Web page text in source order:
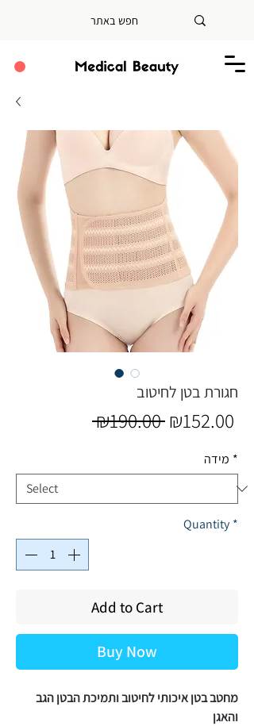
חגורת בטן לחיטוב
₪190.00 Regular
₪152.00
מידה *
Quantity *
Add to Cart
Buy Now
מחטב בטן איכותי לחיטוב ותמיכת הבטן הגב
והאגן